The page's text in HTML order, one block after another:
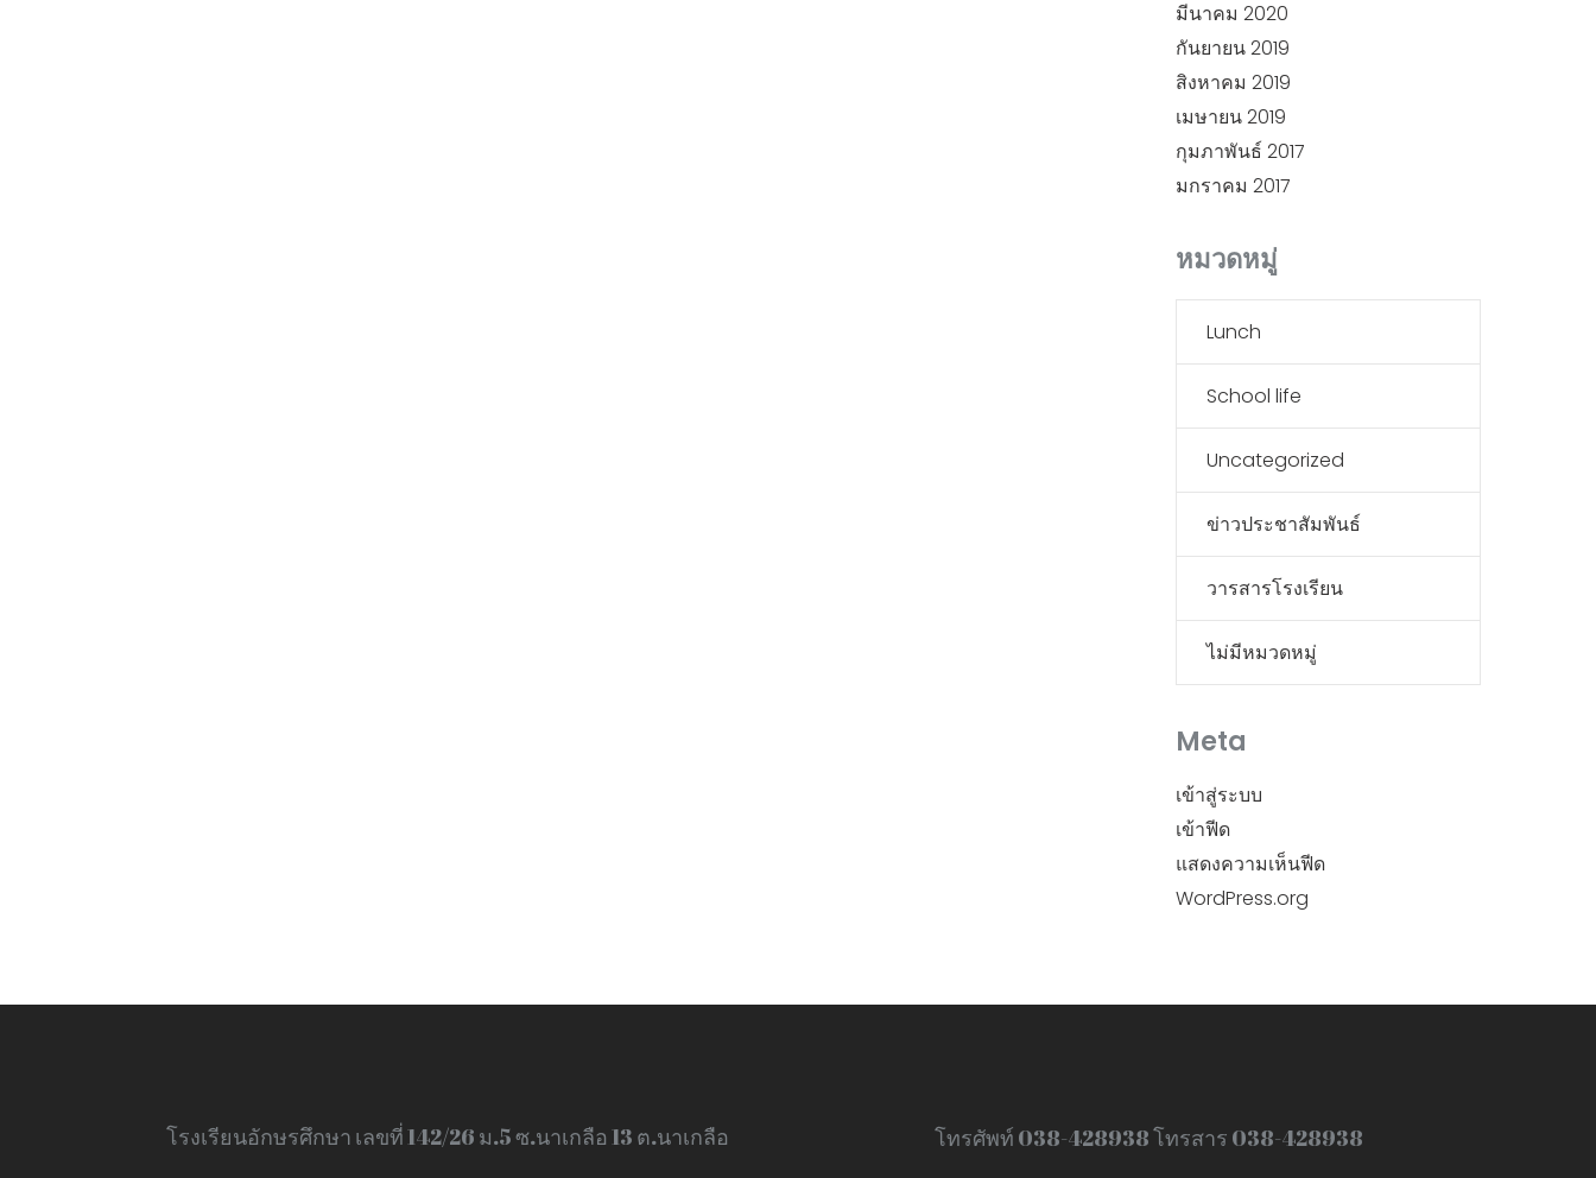
มีนาคม 2020
กันยายน 2019
สิงหาคม 2019
เมษายน 2019
กุมภาพันธ์ 2017
มกราคม 2017
หมวดหมู่
Lunch
School life
Uncategorized
ข่าวประชาสัมพันธ์
วารสารโรงเรียน
ไม่มีหมวดหมู่
Meta
เข้าสู่ระบบ
เข้าฟีด
แสดงความเห็นฟีด
WordPress.org
โรงเรียนอักษรศึกษา เลขที่ 142/26 ม.5 ซ.นาเกลือ 13 ต.นาเกลือ
โทรศัพท์ 038-428938 โทรสาร 038-428938